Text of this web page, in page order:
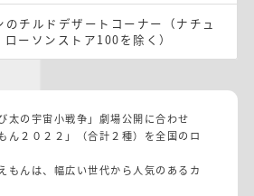
のチルドデザートコーナー（ナチュ
ーソンストア100を除く）
太の宇宙小戦争」劇場公開に合わせ
ん２０２２」（合計２種）を全国のロ
もんは、幅広い世代から人気のあるカ